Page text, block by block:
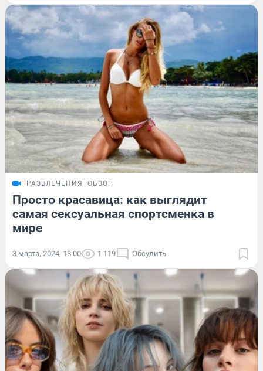
РАЗВЛЕЧЕНИЯ ОБЗОР
Просто красавица: как выглядит
самая сексуальная спортсменка в
мире
3 марта, 2024, 18:00 1 119 Обсудить